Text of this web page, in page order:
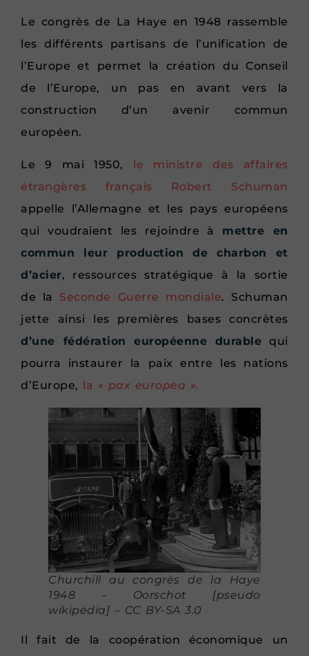
Le congrès de La Haye en 1948 rassemble
les différents partisans de l’unification de
l’Europe et permet la création du Conseil
de l’Europe, un pas en avant vers la
construction d’un avenir commun
européen.
Le 9 mai 1950, le ministre des affaires
étrangères français Robert Schuman
appelle l’Allemagne et les pays européens
qui voudraient les rejoindre à mettre en
commun leur production de charbon et
d’acier, ressources stratégique à la sortie
de la Seconde Guerre mondiale. Schuman
jette ainsi les premières bases concrètes
d’une fédération européenne durable qui
pourra instaurer la paix entre les nations
d’Europe, la « pax europea ».
Churchill au congrès de la Haye
1948 – Oorschot [pseudo
wikipédia] – CC BY-SA 3.0
Il fait de la coopération économique un